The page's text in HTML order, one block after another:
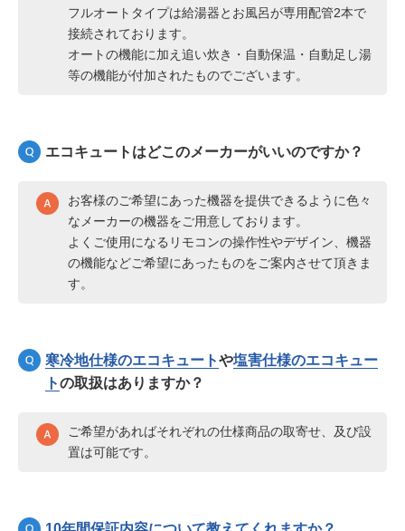
フルオートタイプは給湯器とお風呂が専用配管2本で
接続されております。
オートの機能に加え追い炊き・自動保温・自動足し湯
等の機能が付加されたものでございます。
エコキュートはどこのメーカーがいいのですか？
お客様のご希望にあった機器を提供できるように色々
なメーカーの機器をご用意しております。
よくご使用になるリモコンの操作性やデザイン、機器
の機能などご希望にあったものをご案内させて頂きま
す。
寒冷地仕様のエコキュートや塩害仕様のエコキュー
トの取扱はありますか？
ご希望があればそれぞれの仕様商品の取寄せ、及び設
置は可能です。